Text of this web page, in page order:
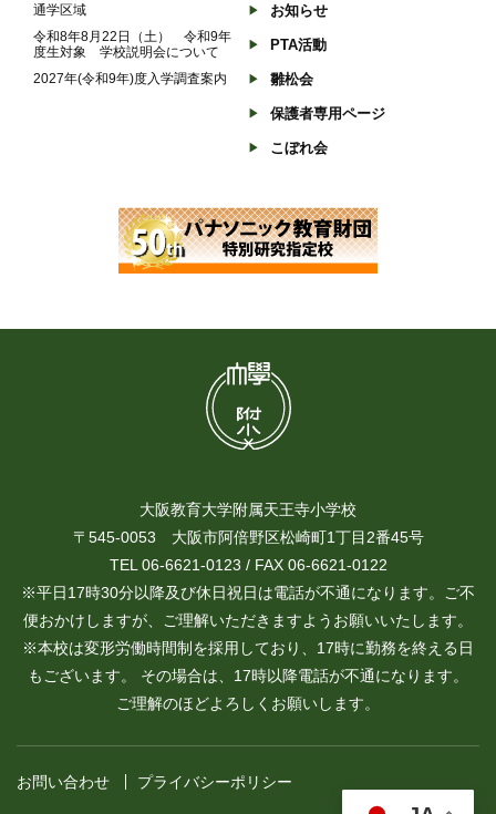
通学区域
令和8年8月22日（土） 令和9年
度生対象 学校説明会について
2027年(令和9年)度入学調査案内
お知らせ
PTA活動
雛松会
保護者専用ページ
こぼれ会
大阪教育大学附属天王寺小学校
〒545-0053 大阪市阿倍野区松崎町1丁目2番45号
TEL 06-6621-0123 / FAX 06-6621-0122
※平日17時30分以降及び休日祝日は電話が不通になります。ご不
便おかけしますが、ご理解いただきますようお願いいたします。
※本校は変形労働時間制を採用しており、17時に勤務を終える日
もございます。 その場合は、17時以降電話が不通になります。
ご理解のほどよろしくお願いします。
お問い合わせ プライバシーポリシー